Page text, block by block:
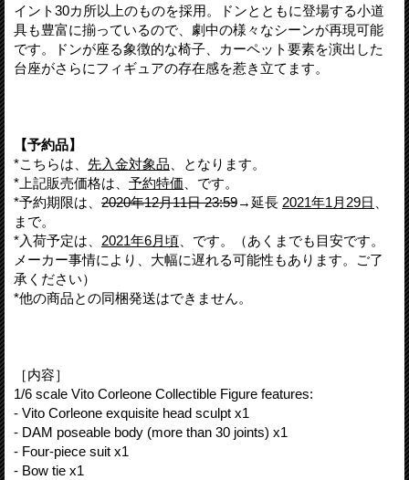
イント30カ所以上のものを採用。ドンとともに登場する小道
具も豊富に揃っているので、劇中の様々なシーンが再現可能
です。ドンが座る象徴的な椅子、カーペット要素を演出した
台座がさらにフィギュアの存在感を惹き立てます。
【予約品】
*こちらは、 先入金対象品 、となります。
*上記販売価格は、 予約特価 、です。
*予約期限は、 2020年12月11日 23:59→延長 2021年1月29日
まで。
*入荷予定は、 2021年6月頃 、です。（あくまでも目安です。
メーカー事情により、大幅に遅れる可能性もあります。ご了
承ください）
*他の商品との同梱発送はできません。
［内容］
1/6 scale Vito Corleone Collectible Figure features:
- Vito Corleone exquisite head sculpt x1
- DAM poseable body (more than 30 joints) x1
- Four-piece suit x1
- Bow tie x1